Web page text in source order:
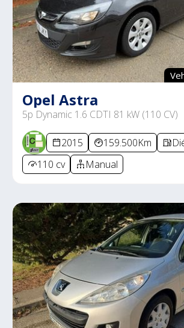
Opel Astra
5p Dynamic 1.6 CDTI 81 kW (110 CV)
2015 159.500Km
110 cv
Manual